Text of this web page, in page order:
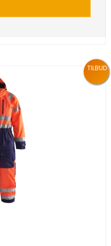
TILBUD